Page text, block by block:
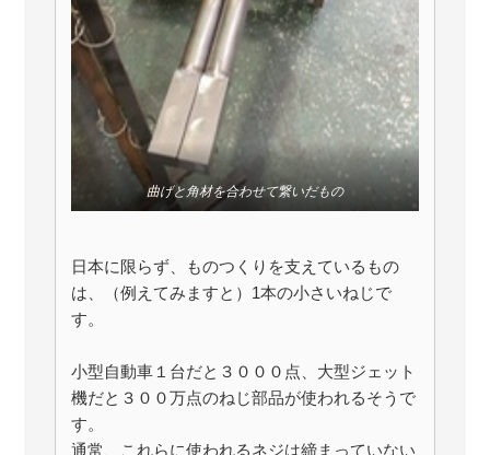
曲げと角材を合わせて繋いだもの
日本に限らず、ものつくりを支えているもの
は、（例えてみますと）1本の小さいねじで
す。
小型自動車１台だと３０００点、大型ジェット
機だと３００万点のねじ部品が使われるそうで
す。
通常、これらに使われるネジは締まっていない